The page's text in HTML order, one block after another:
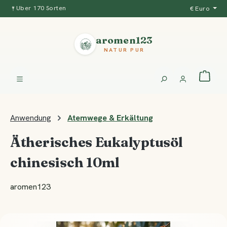
Zum Hauptinhalt springen
Über 170 Sorten € Euro
aromen123
NATUR PUR
Anwendung Atemwege & Erkältung
Ätherisches Eukalyptusöl
chinesisch 10ml
aromen123